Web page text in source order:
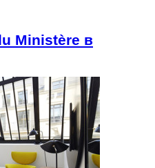
Ministère в